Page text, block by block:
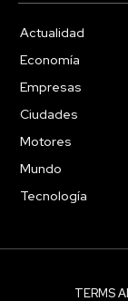
Actualidad
Economía
Empresas
Ciudades
Motores
Mundo
Tecnología
TERMS